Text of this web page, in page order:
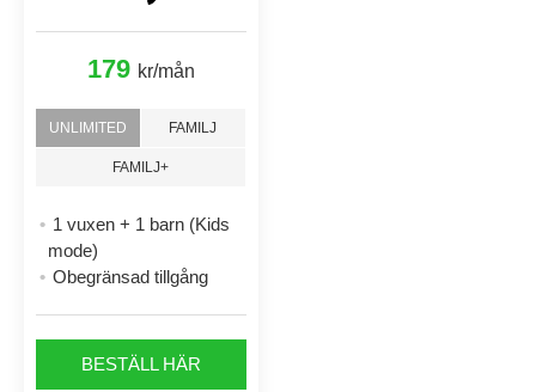
179 kr/mån
UNLIMITED FAMILJ
FAMILJ+
1 vuxen + 1 barn (Kids
mode)
Obegränsad tillgång
BESTÄLL HÄR